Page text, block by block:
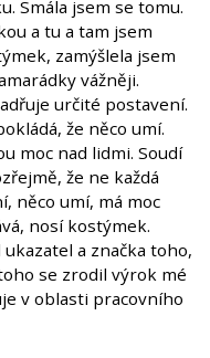
Smála jsem se tomu.
a tu a tam jsem
zamýšlela jsem
vážněji.
určité postavení.
že něco umí.
moc nad lidmi. Soudí
že ne každá
něco umí, má moc
nosí kostýmek.
a značka toho,
se zrodil výrok mé
v oblasti pracovního